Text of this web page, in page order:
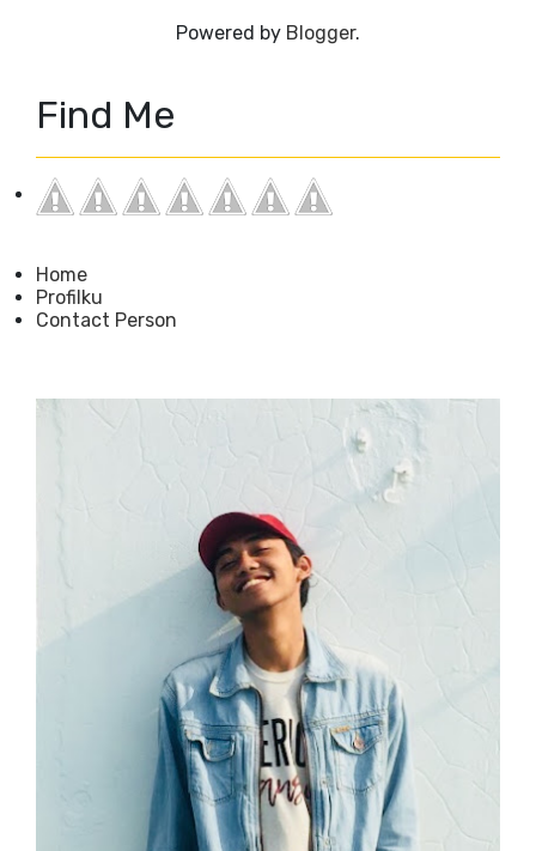
Powered by Blogger.
Find Me
Home
Profilku
Contact Person